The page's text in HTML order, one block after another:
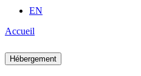
EN
Accueil
Hébergement